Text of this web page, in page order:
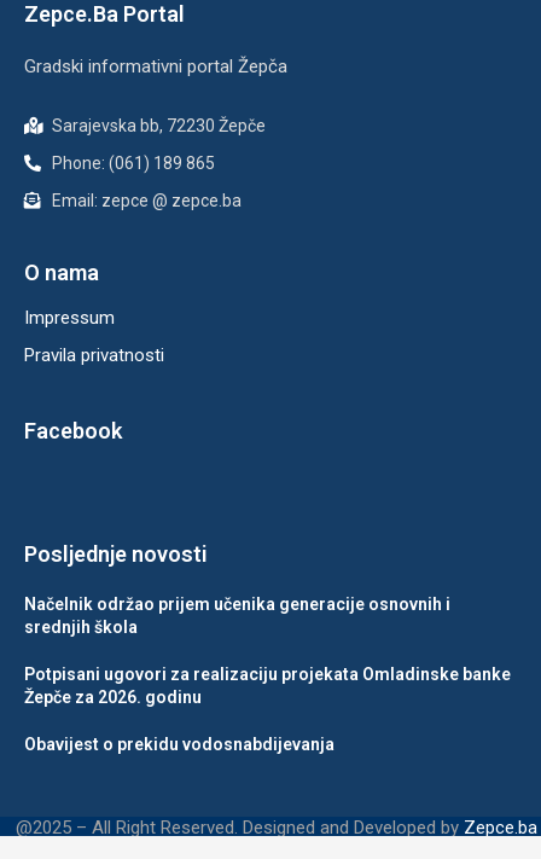
Zepce.Ba Portal
Gradski informativni portal Žepča
Sarajevska bb, 72230 Žepče
Phone: (061) 189 865
Email: zepce @ zepce.ba
O nama
Impressum
Pravila privatnosti
Facebook
Posljednje novosti
Načelnik održao prijem učenika generacije osnovnih i
srednjih škola
Potpisani ugovori za realizaciju projekata Omladinske banke
Žepče za 2026. godinu
Obavijest o prekidu vodosnabdijevanja
@2025 – All Right Reserved. Designed and Developed by Zepce.ba